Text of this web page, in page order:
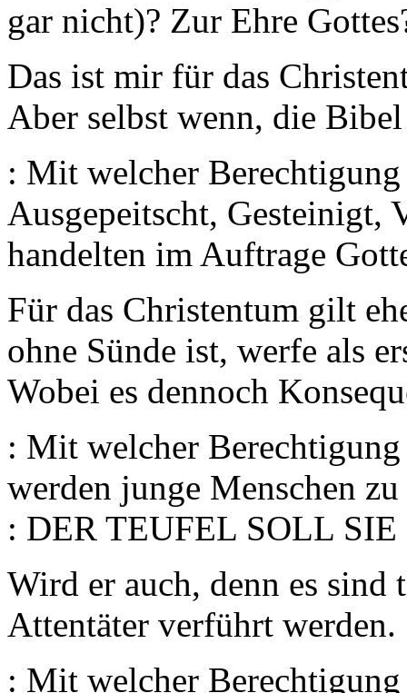
gar nicht)? Zur Ehre
Das ist mir für das
Aber selbst wenn, die
: Mit welcher
Ausgepeitscht, Gesteinigt,
handelten im Auftrage
Für das Christentum gilt
ohne Sünde ist, werfe als
Wobei es dennoch
: Mit welcher
werden junge Menschen
: DER TEUFEL SOLL
Wird er auch, denn es sind
Attentäter verführt werden.
: Mit welcher